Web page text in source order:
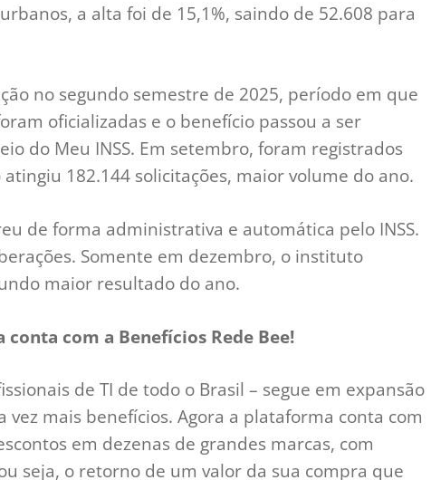
a alta foi de 15,1%, saindo de 52.608 para
no segundo semestre de 2025, período em que
oficializadas e o benefício passou a ser
do Meu INSS. Em setembro, foram registrados
182.144 solicitações, maior volume do ano.
de forma administrativa e automática pelo INSS.
Somente em dezembro, o instituto
maior resultado do ano.
com a Benefícios Rede Bee!
de TI de todo o Brasil – segue em expansão
mais benefícios. Agora a plataforma conta com
em dezenas de grandes marcas, com
seja, o retorno de um valor da sua compra que